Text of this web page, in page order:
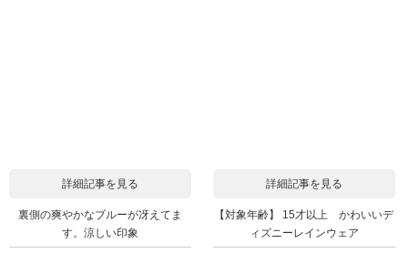
詳細記事を見る
裏側の爽やかなブルーが冴えてま
す。涼しい印象
詳細記事を見る
【対象年齢】 15才以上 かわいいデ
ィズニーレインウェア